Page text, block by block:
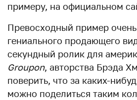
примеру, на официальном
Превосходный пример
гениального продающего
секундный ролик для
Groupon, авторства Брэда
поверить, что за каких-
можно поделиться таким